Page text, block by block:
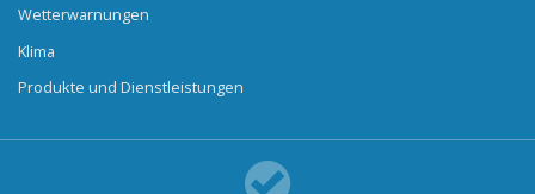
Wetterwarnungen
Klima
Produkte und Dienstleistungen